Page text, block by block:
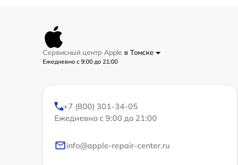
Сервисный центр Apple в Томске
Ежедневно с 9:00 до 21:00
+7 (800) 301-34-05
Ежедневно с 9:00 до 21:00
info@apple-repair-center.ru